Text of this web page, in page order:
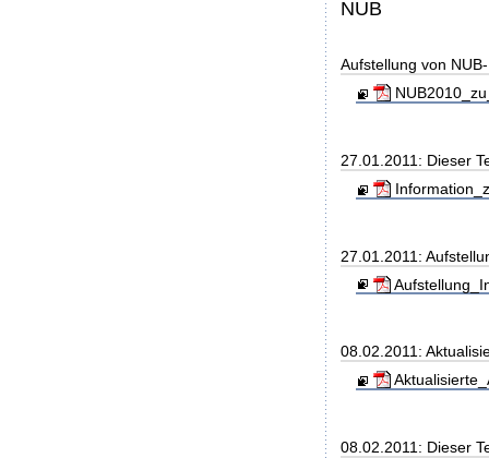
NUB
Aufstellung von
27.01.2011: Dieser
27.01.2011:
08.02.2011:
08.02.2011: Dieser